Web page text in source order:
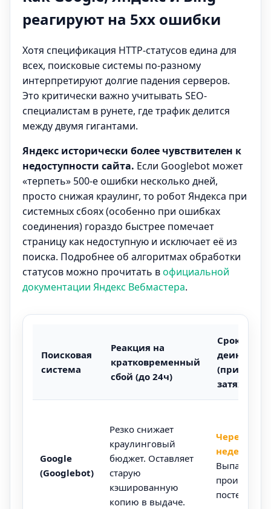
реагируют на 5xx ошибки
Хотя спецификация HTTP-статусов едина для
всех, поисковые системы по-разному
интерпретируют долгие падения серверов.
Это критически важно учитывать SEO-
специалистам в рунете, где трафик делится
между двумя гигантами.
Яндекс исторически более чувствителен к
недоступности сайта. Если Googlebot может
«терпеть» 500-е ошибки несколько дней,
просто снижая краулинг, то робот Яндекса при
системных сбоях (особенно при ошибках
соединения) гораздо быстрее помечает
страницу как недоступную и исключает её из
поиска. Подробнее об алгоритмах обработки
статусов можно прочитать вофициальной
документации Яндекс Вебмастера.
Поисковая
система
Реакция на
кратковременный
сбой (до 24ч)
Сроки
(при
затяжном
Google
(Googlebot)
Резко снижает
краулинговый
бюджет. Оставляет
старую
кэшированную
копию в выдаче.
Через 1-2
недели.
Выпадение
происходит
постепенно.